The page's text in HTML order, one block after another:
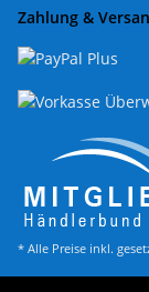
Zahlung &
* Alle Preise inkl.